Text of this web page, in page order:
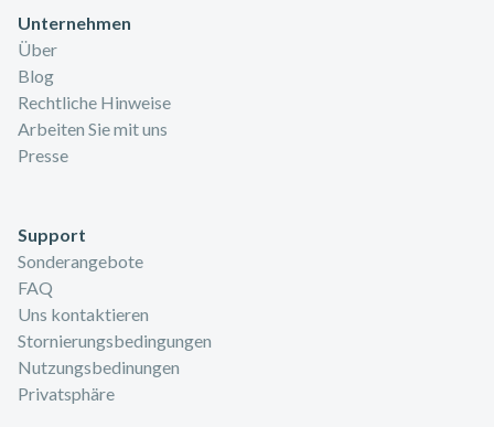
Unternehmen
Über
Blog
Rechtliche Hinweise
Arbeiten Sie mit uns
Presse
Support
Sonderangebote
FAQ
Uns kontaktieren
Stornierungsbedingungen
Nutzungsbedinungen
Privatsphäre